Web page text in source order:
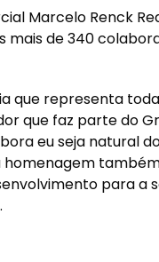
Marcelo Renck
mais de 340
que representa
que faz parte do
eu seja natural
para a